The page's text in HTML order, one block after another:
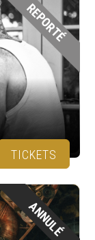
REPORTÉ
TICKETS
ANNULÉ